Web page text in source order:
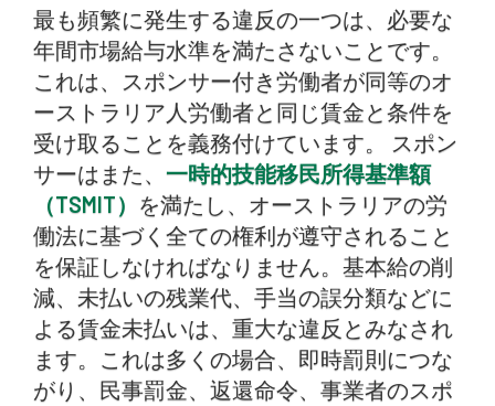
最も頻繁に発生する違反の一つは、必要な
年間市場給与水準を満たさないことです。
これは、スポンサー付き労働者が同等のオ
ーストラリア人労働者と同じ賃金と条件を
受け取ることを義務付けています。 スポン
サーはまた、 一時的技能移民所得基準額
（TSMIT） を満たし、オーストラリアの労
働法に基づく全ての権利が遵守されること
を保証しなければなりません。基本給の削
減、未払いの残業代、手当の誤分類などに
よる賃金未払いは、重大な違反とみなされ
ます。これは多くの場合、即時罰則につな
がり、民事罰金、返還命令、事業者のスポ